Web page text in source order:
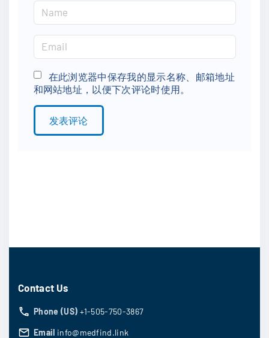
a
e
*
m
a
i
l
在此浏览器中保存我的显示名称、邮箱地址
和网站地址，以便下次评论时使用。
Contact Us
Phone (US) +1-505-750-3867
Email info@medfind.link